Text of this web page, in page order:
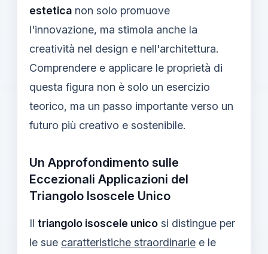
estetica non solo promuove
l'innovazione, ma stimola anche la
creatività nel design e nell'architettura.
Comprendere e applicare le proprietà di
questa figura non è solo un esercizio
teorico, ma un passo importante verso un
futuro più creativo e sostenibile.
Un Approfondimento sulle
Eccezionali Applicazioni del
Triangolo Isoscele Unico
Il triangolo isoscele unico si distingue per
le sue caratteristiche straordinarie e le